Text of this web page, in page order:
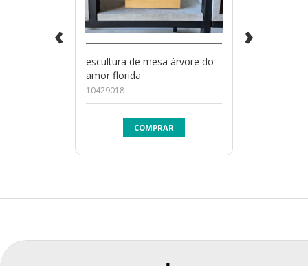
escultura de mesa árvore do
amor florida
10429018
COMPRAR
‹ ›